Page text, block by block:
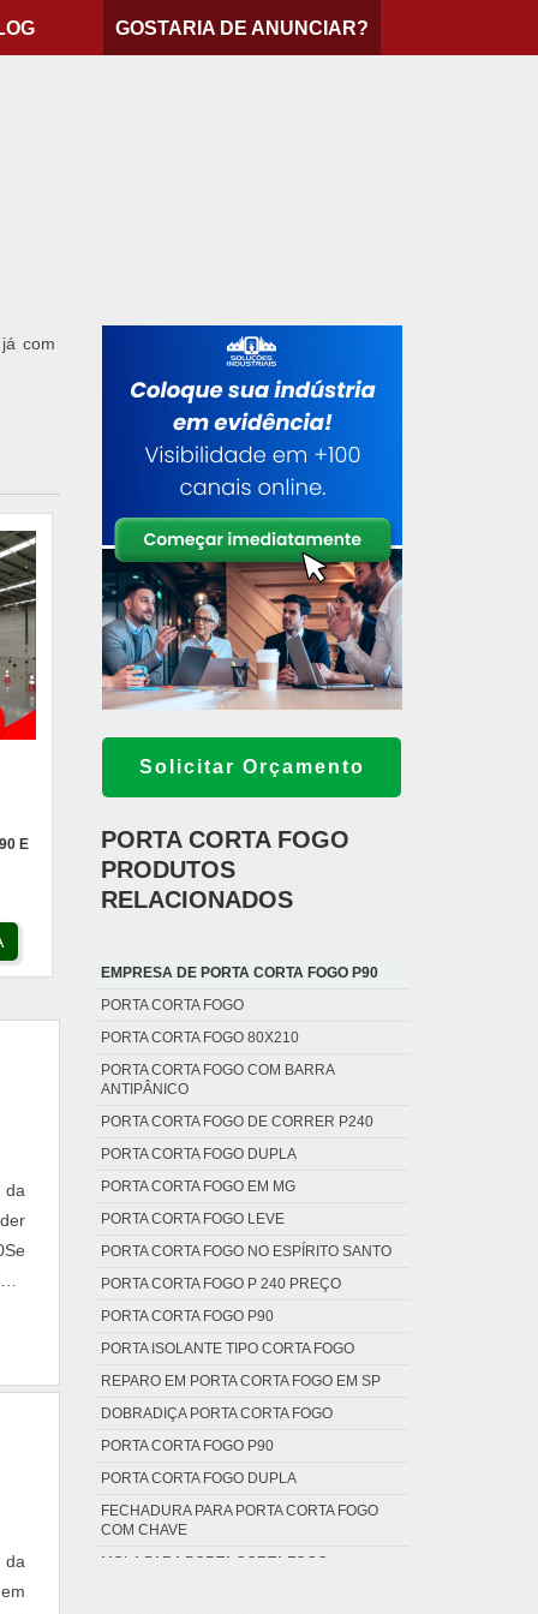
GOSTARIA DE ANUNCIAR?
com
E
da
da
Solicitar Orçamento
PORTA CORTA FOGO
PRODUTOS
RELACIONADOS
EMPRESA DE PORTA CORTA FOGO P90
PORTA CORTA FOGO
PORTA CORTA FOGO 80X210
PORTA CORTA FOGO COM BARRA
ANTIPÂNICO
PORTA CORTA FOGO DE CORRER P240
PORTA CORTA FOGO DUPLA
PORTA CORTA FOGO EM MG
PORTA CORTA FOGO LEVE
PORTA CORTA FOGO NO ESPÍRITO SANTO
PORTA CORTA FOGO P 240 PREÇO
PORTA CORTA FOGO P90
PORTA ISOLANTE TIPO CORTA FOGO
REPARO EM PORTA CORTA FOGO EM SP
DOBRADIÇA PORTA CORTA FOGO
PORTA CORTA FOGO P90
PORTA CORTA FOGO DUPLA
FECHADURA PARA PORTA CORTA FOGO
COM CHAVE
MOLA PARA PORTA CORTA FOGO